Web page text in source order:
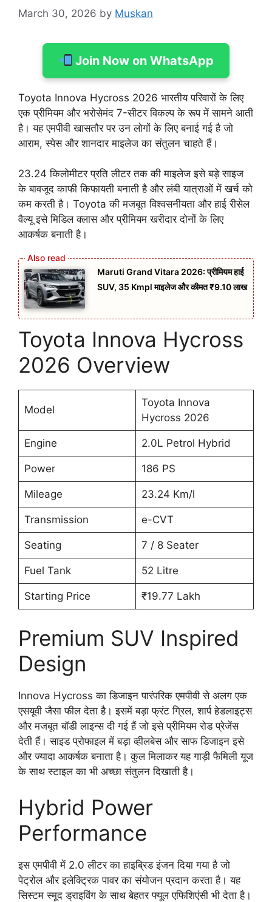
March 30, 2026 by Muskan
Join Now on WhatsApp
Toyota Innova Hycross 2026 भारतीय परिवारों के लिए
एक प्रीमियम और भरोसेमंद 7-सीटर विकल्प के रूप में सामने आती
है। यह एमपीवी खासतौर पर उन लोगों के लिए बनाई गई है जो
आराम, स्पेस और शानदार माइलेज का संतुलन चाहते हैं।
23.24 किलोमीटर प्रति लीटर तक की माइलेज इसे बड़े साइज
के बावजूद काफी किफायती बनाती है और लंबी यात्राओं में खर्च को
कम करती है। Toyota की मजबूत विश्वसनीयता और हाई रीसेल
वैल्यू इसे मिडिल क्लास और प्रीमियम खरीदार दोनों के लिए
आकर्षक बनाती है।
Maruti Grand Vitara 2026: प्रीमियम हाई
SUV, 35 Kmpl माइलेज और कीमत ₹9.10 लाख
Toyota Innova Hycross
2026 Overview
Model
Toyota Innova
Hycross 2026
Engine 2.0L Petrol Hybrid
Power 186 PS
Mileage 23.24 Km/l
Transmission e-CVT
Seating 7 / 8 Seater
Fuel Tank 52 Litre
Starting Price ₹19.77 Lakh
Premium SUV Inspired
Design
Innova Hycross का डिजाइन पारंपरिक एमपीवी से अलग एक
एसयूवी जैसा फील देता है। इसमें बड़ा फ्रंट ग्रिल, शार्प हेडलाइट्स
और मजबूत बॉडी लाइन्स दी गई हैं जो इसे प्रीमियम रोड प्रेजेंस
देती हैं। साइड प्रोफाइल में बड़ा व्हीलबेस और साफ डिजाइन इसे
और ज्यादा आकर्षक बनाता है। कुल मिलाकर यह गाड़ी फैमिली यूज
के साथ स्टाइल का भी अच्छा संतुलन दिखाती है।
Hybrid Power
Performance
इस एमपीवी में 2.0 लीटर का हाइब्रिड इंजन दिया गया है जो
पेट्रोल और इलेक्ट्रिक पावर का संयोजन प्रदान करता है। यह
सिस्टम स्मूद ड्राइविंग के साथ बेहतर फ्यूल एफिशिएंसी भी देता है।